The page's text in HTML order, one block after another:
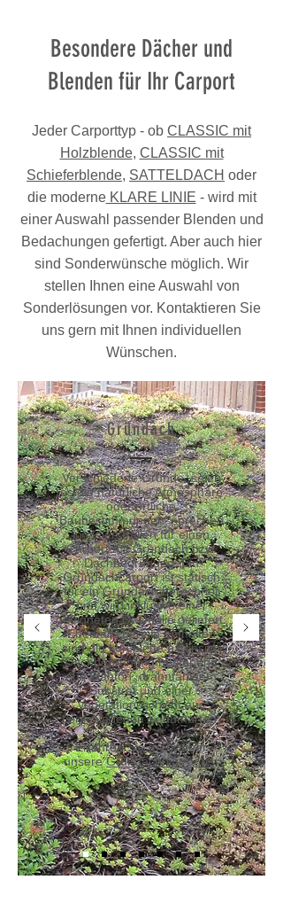
Besondere Dächer und
Blenden für Ihr Carport
Jeder Carporttyp - ob CLASSIC mit
Holzblende, CLASSIC mit
Schieferblende, SATTELDACH oder
die moderneKLARE LINIE - wird mit
einer Auswahl passender Blenden und
Bedachungen gefertigt. Aber auch hier
sind Sonderwünsche möglich. Wir
stellen Ihnen eine Auswahl von
Sonderlösungen vor. Kontaktieren Sie
uns gern mit Ihnen individuellen
Wünschen.
Gründach
Verschiedene Gründe, seien
es die natürliche Atmosphäre
oder örtliche
Baubestimmungen, sprechen
in vielen Fällen für einen
Carport mit Gründach bzw.
Dachbegrünung. Ein
Gründachcarport ist statisch
für ein Gründach berechnet
und wird inklusive einer
geeigneten Dachfolie geliefert.
Ebenfalls bereits enthalten
sind die komplette extensive
Dachbegrünung bestehend
aus Blähton, drähnfähigem
Substrat und einer
Vegetationsschicht aus
verschiedenen Sedumarten.
Erfahren Sie mehr über
unsereGründach-Carports.